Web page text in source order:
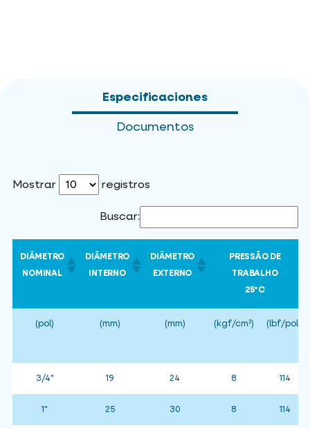
Especificaciones
Documentos
Mostrar registros
Buscar:
DIÂMETRO
NOMINAL
DIÂMETRO
INTERNO
DIÂMETRO
EXTERNO
PRESSÃO DE
TRABALHO
25ºC
(pol) (mm) (mm) (kgf/cm²) (lbf/pol²)
3/4" 19 24 8 114
1" 25 30 8 114